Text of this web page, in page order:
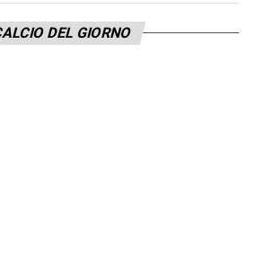
non ha ancora dato una
attenzione
DEL GIORNO